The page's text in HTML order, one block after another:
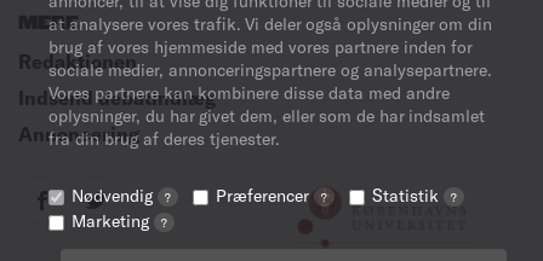
at analysere vores trafik. Vi deler også oplysninger om din
brug af vores hjemmeside med vores partnere inden for
sociale medier, annonceringspartnere og analysepartnere.
Vores partnere kan kombinere disse data med andre
oplysninger, du har givet dem, eller som de har indsamlet
fra din brug af deres tjenester.
Nødvendig ? Præferencer ? Statistik ?
Marketing ?
MERE
Redaktionen
Indsend debatindlæg
Annoncering